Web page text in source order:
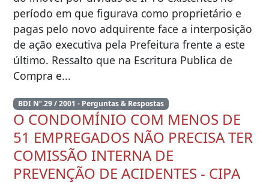
período em que figurava como proprietário e
pagas pelo novo adquirente face a interposição
de ação executiva pela Prefeitura frente a este
último. Ressalto que na Escritura Publica de
Compra e...
BDI Nº.29 / 2001 - Perguntas & Respostas
O CONDOMÍNIO COM MENOS DE
51 EMPREGADOS NÃO PRECISA TER
COMISSÃO INTERNA DE
PREVENÇÃO DE ACIDENTES - CIPA